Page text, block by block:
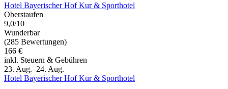
Hotel Bayerischer Hof Kur & Sporthotel
Oberstaufen
9,0/10
Wunderbar
(285 Bewertungen)
166 €
inkl. Steuern & Gebühren
23. Aug.–24. Aug.
Hotel Bayerischer Hof Kur & Sporthotel